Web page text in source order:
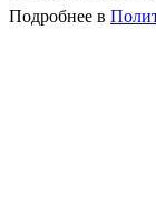
Подробнее в